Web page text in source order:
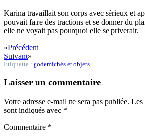
Karina travaillait son corps avec sérieux et
pouvait faire des tractions et se donner du
elle ne voyait pas pourquoi elle se priverait.
«Précédent
Suivant»
Étiquette : godemichés et objets
Laisser un commentaire
Votre adresse e-mail ne sera pas publiée. Les
sont indiqués avec *
Commentaire *